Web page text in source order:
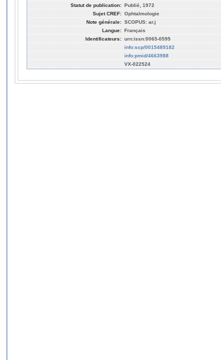
Statut de publication: Publié, 1972
Sujet CREF: Ophtalmologie
Note générale: SCOPUS: ar.j
Langue: Français
Identificateurs: urn:issn:0065-0595
info:scp/0015489182
info:pmid/4663988
VX-022524